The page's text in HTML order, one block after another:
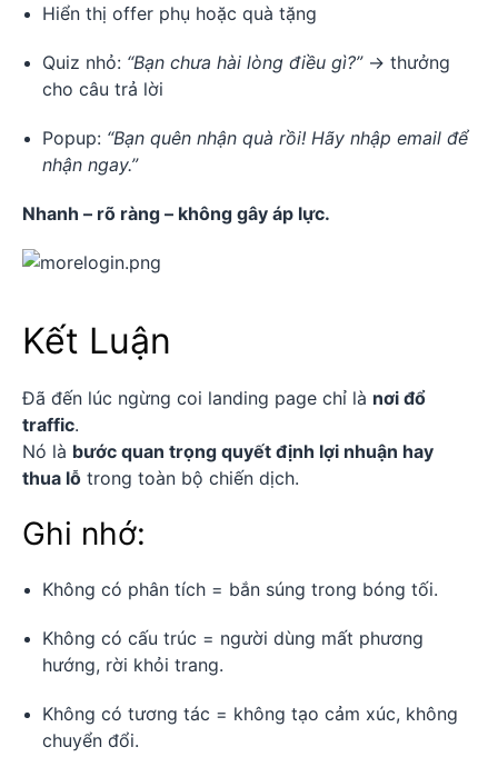
Hiển thị offer phụ hoặc quà tặng
Quiz nhỏ: “Bạn chưa hài lòng điều gì?”→ thưởng
cho câu trả lời
Popup: “Bạn quên nhận quà rồi! Hãy nhập email để
nhận ngay.”
Nhanh – rõ ràng – không gây áp lực.
Kết Luận
Đã đến lúc ngừng coi landing page chỉ là nơi đổ
traffic.
Nó là bước quan trọng quyết định lợi nhuận hay
thua lỗ trong toàn bộ chiến dịch.
Ghi nhớ:
Không có phân tích = bắn súng trong bóng tối.
Không có cấu trúc = người dùng mất phương
hướng, rời khỏi trang.
Không có tương tác = không tạo cảm xúc, không
chuyển đổi.